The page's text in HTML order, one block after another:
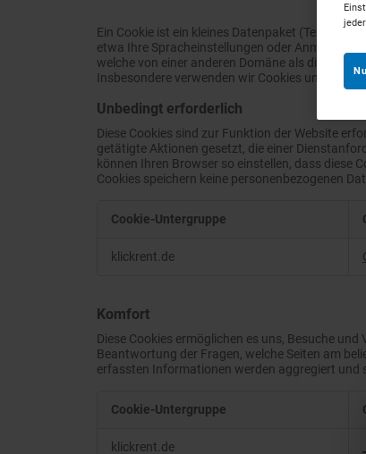
Ein Cookie ist ein kleines Datenpaket
etwa Ihre Spracheinstellungen oder
welche von einer anderen Domäne als die der
Insbesondere verwenden wir Cookies und
Unbedingt erforderlich
Diese Cookies sind zur Funktion der Website
getätigte Aktionen gesetzt, die einer
können Ihren Browser so einstellen, dass diese
Cookies speichern keine personenbezogenen
erforderlich
Cookie-Untergruppe
klickrent.de
Komfort
Diese Cookies ermöglichen es uns, Besuche
Beantwortung der Fragen, welche Seiten am
erfassten Informationen werden aggregiert und
Cookie-Untergruppe
klickrent.de